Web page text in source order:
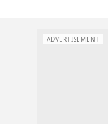
ADVERTISEMENT